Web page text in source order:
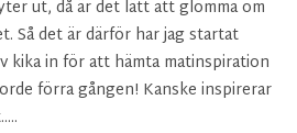
ut, då är det lätt att glömma om
Så det är därför har jag startat
kika in för att hämta matinspiration
förra gången! Kanske inspirerar